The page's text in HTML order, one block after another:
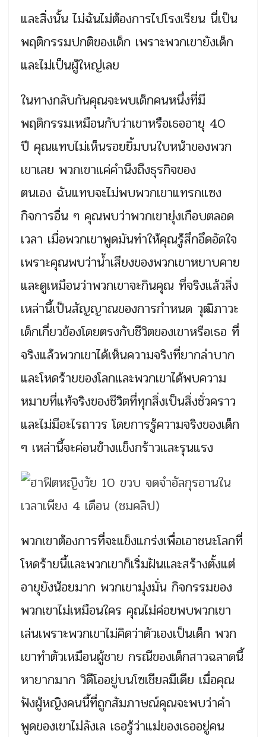
และสิ่งนั้น ไม่ฉันไม่ต้องการไปโรงเรียน นี่เป็น
พฤติกรรมปกติของเด็ก เพราะพวกเขายังเด็ก
และไม่เป็นผู้ใหญ่เลย
ในทางกลับกันคุณจะพบเด็กคนหนึ่งที่มี
พฤติกรรมเหมือนกับว่าเขาหรือเธออายุ 40
ปี คุณแทบไม่เห็นรอยยิ้มบนใบหน้าของพวก
เขาเลย พวกเขาแค่คำนึงถึงธุรกิจของ
ตนเอง ฉันแทบจะไม่พบพวกเขาแทรกแซง
กิจการอื่น ๆ คุณพบว่าพวกเขายุ่งเกือบตลอด
เวลา เมื่อพวกเขาพูดมันทำให้คุณรู้สึกอึดอัดใจ
เพราะคุณพบว่าน้ำเสียงของพวกเขาหยาบคาย
และดูเหมือนว่าพวกเขาจะกินคุณ ที่จริงแล้วสิ่ง
เหล่านี้เป็นสัญญาณของการกำหนด วุฒิภาวะ
เด็กเกี่ยวข้องโดยตรงกับชีวิตของเขาหรือเธอ ที่
จริงแล้วพวกเขาได้เห็นความจริงที่ยากลำบาก
และโหดร้ายของโลกและพวกเขาได้พบความ
หมายที่แท้จริงของชีวิตที่ทุกสิ่งเป็นสิ่งชั่วคราว
และไม่มีอะไรถาวร โดยการรู้ความจริงของเด็ก
ๆ เหล่านี้จะค่อนข้างแข็งกร้าวและรุนแรง
พวกเขาต้องการที่จะแข็งแกร่งเพื่อเอาชนะโลกที่
โหดร้ายนี้และพวกเขาก็เริ่มฝันและสร้างตั้งแต่
อายุยังน้อยมาก พวกเขามุ่งมั่น กิจกรรมของ
พวกเขาไม่เหมือนใคร คุณไม่ค่อยพบพวกเขา
เล่นเพราะพวกเขาไม่คิดว่าตัวเองเป็นเด็ก พวก
เขาทำตัวเหมือนผู้ชาย กรณีของเด็กสาวฉลาดนี้
หายากมาก วิดีโออยู่บนโซเชียลมีเดีย เมื่อคุณ
ฟังผู้หญิงคนนี้ที่ถูกสัมภาษณ์คุณจะพบว่าคำ
พูดของเขาไม่ลังเล เธอรู้ว่าแม่ของเธออยู่คน